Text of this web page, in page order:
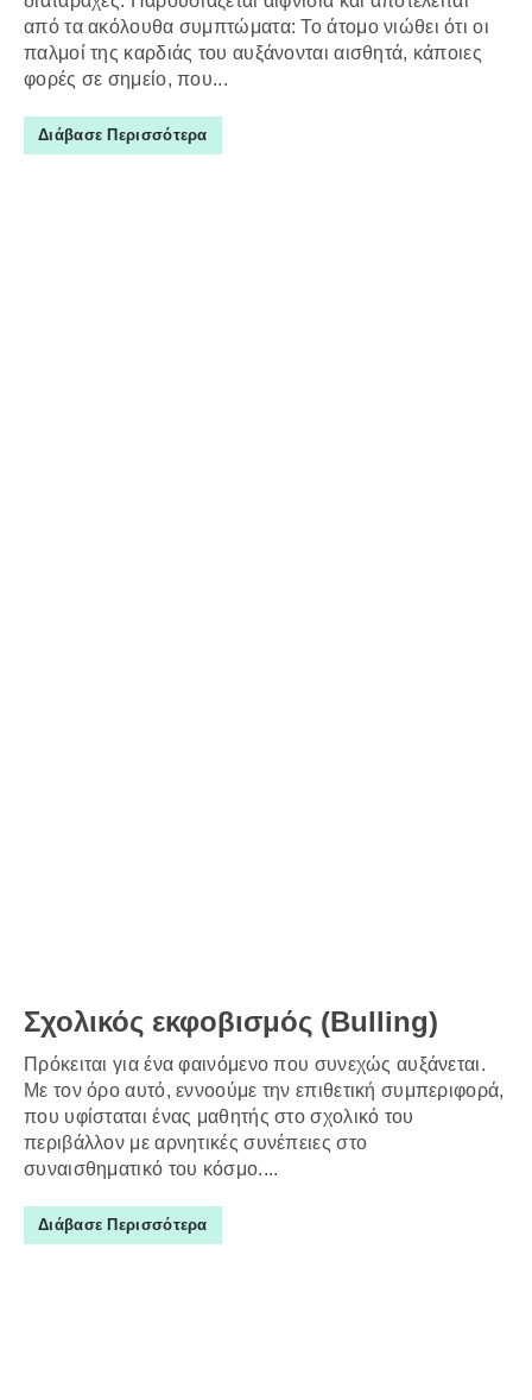
από τα ακόλουθα συμπτώματα: Το άτομο νιώθει ότι οι
παλμοί της καρδιάς του αυξάνονται αισθητά, κάποιες
φορές σε σημείο, που...
Διάβασε Περισσότερα
Σχολικός εκφοβισμός (Bulling)
Πρόκειται για ένα φαινόμενο που συνεχώς αυξάνεται.
Με τον όρο αυτό, εννοούμε την επιθετική συμπεριφορά,
που υφίσταται ένας μαθητής στο σχολικό του
περιβάλλον με αρνητικές συνέπειες στο
συναισθηματικό του κόσμο....
Διάβασε Περισσότερα